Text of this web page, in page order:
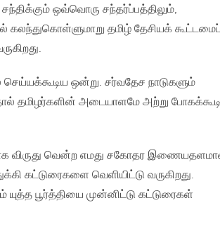
ஒவ்வொரு சந்தர்ப்பத்திலும்,
கலந்துகொள்ளுமாறு தமிழ் தேசியக்
ஒன்று. சர்வதேச நாடுகளும்
தமிழர்களின் அடையாளமே அற்று
விருது வென்ற எமது சகோதர
கட்டுரைகளை வெளியிட்டு வருகிறது.
பூர்த்தியை முன்னிட்டு கட்டுரைகள்